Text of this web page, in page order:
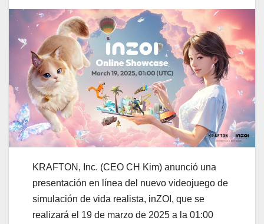
KRAFTON, Inc. (CEO CH Kim) anunció una
presentación en línea del nuevo videojuego de
simulación de vida realista, inZOI, que se
realizará el 19 de marzo de 2025 a la 01:00